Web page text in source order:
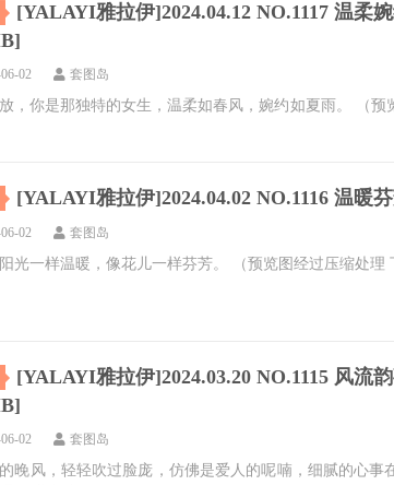
[YALAYI雅拉伊]2024.04.12 NO.1117 温柔
02 套图岛
，你是那独特的女生，温柔如春风，婉约如夏雨。 （预
[YALAYI雅拉伊]2024.04.02 NO.1116 温暖
02 套图岛
光一样温暖，像花儿一样芬芳。 （预览图经过压缩处理
[YALAYI雅拉伊]2024.03.20 NO.1115 风流
02 套图岛
晚风，轻轻吹过脸庞，仿佛是爱人的呢喃，细腻的心事